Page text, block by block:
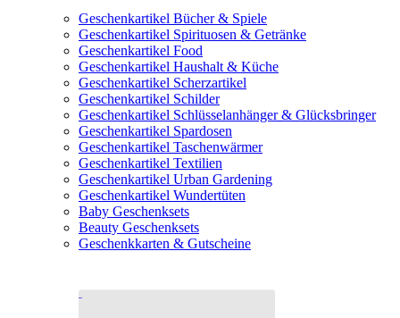
Geschenkartikel Bücher & Spiele
Geschenkartikel Spirituosen & Getränke
Geschenkartikel Food
Geschenkartikel Haushalt & Küche
Geschenkartikel Scherzartikel
Geschenkartikel Schilder
Geschenkartikel Schlüsselanhänger & Glücksbringer
Geschenkartikel Spardosen
Geschenkartikel Taschenwärmer
Geschenkartikel Textilien
Geschenkartikel Urban Gardening
Geschenkartikel Wundertüten
Baby Geschenksets
Beauty Geschenksets
Geschenkkarten & Gutscheine